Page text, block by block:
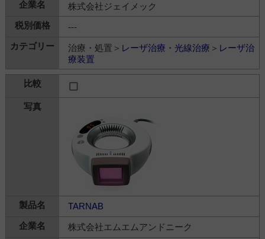
株式会社ジェイメック
---
治療・処置＞ レーザ治療・光線治療 ＞ レーザ治
療装置
TARNAB
株式会社エムエムアンドニーク